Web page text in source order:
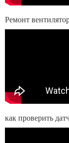
Pемонт
как проверить